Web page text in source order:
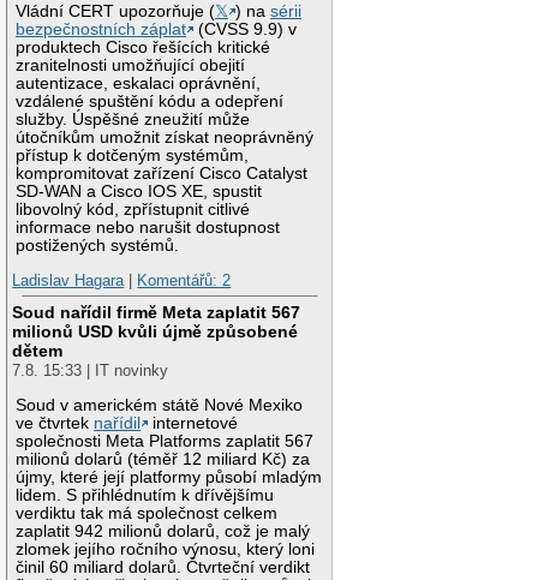
Vládní CERT upozorňuje (𝕏 ) nasérii
bezpečnostních záplat
(CVSS 9.9) v
produktech Cisco řešících kritické
zranitelnosti umožňující obejití
autentizace, eskalaci oprávnění,
vzdálené spuštění kódu a odepření
služby. Úspěšné zneužití může
útočníkům umožnit získat neoprávněný
přístup k dotčeným systémům,
kompromitovat zařízení Cisco Catalyst
SD-WAN a Cisco IOS XE, spustit
libovolný kód, zpřístupnit citlivé
informace nebo narušit dostupnost
postižených systémů.
Ladislav Hagara| Komentářů: 2
Soud nařídil firmě Meta zaplatit 567
milionů USD kvůli újmě způsobené
dětem
7.8. 15:33 | IT novinky
Soud v americkém státě Nové Mexiko
ve čtvrtek nařídil
internetové
společnosti Meta Platforms zaplatit 567
milionů dolarů (téměř 12 miliard Kč) za
újmy, které její platformy působí mladým
lidem. S přihlédnutím k dřívějšímu
verdiktu tak má společnost celkem
zaplatit 942 milionů dolarů, což je malý
zlomek jejího ročního výnosu, který loni
činil 60 miliard dolarů. Čtvrteční verdikt